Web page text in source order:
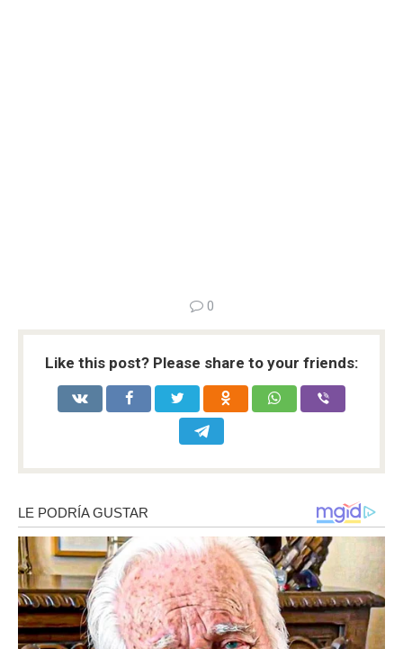
0
Like this post? Please share to your friends: